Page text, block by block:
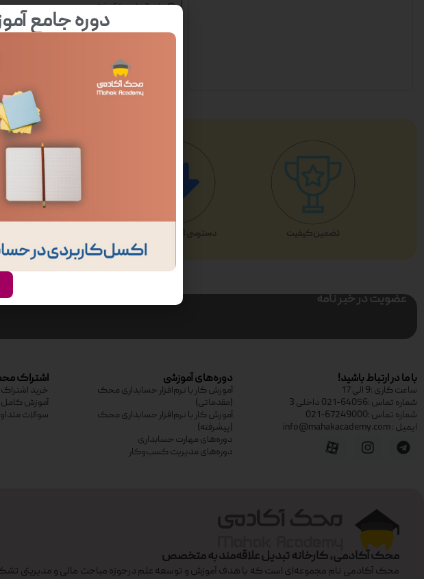
زمان:2 ساعت 54 دقیقه
عضویت در خبر نامه
با ما در ارتباط باشید!
ساعت کاری :9 الی 17
شماره تماس :64056-021 داخلی 3
شماره تماس :67249000-021
ایمیل : info@mahakacademy.com
دوره‌های آموزشی
آموزش کار با نرم‌افزار حسابداری محک
(مقدماتی)
آموزش کار با نرم‌افزار حسابداری محک
(پیشرفته)
دوره‌های مهارت حسابداری
دوره‌های مدیریت کسب‌وکار
اشتراک
خرید اشتراک
آموزش
سوالات
محک آکادمی، کارخانه تبدیل علاقه‌مند به متخصص
محک آکادمی نام مجموعه‌ای است که با هدف آموزش و توسعه علم درحوزه مباحث مالی و مدیریتی
دوره جامع